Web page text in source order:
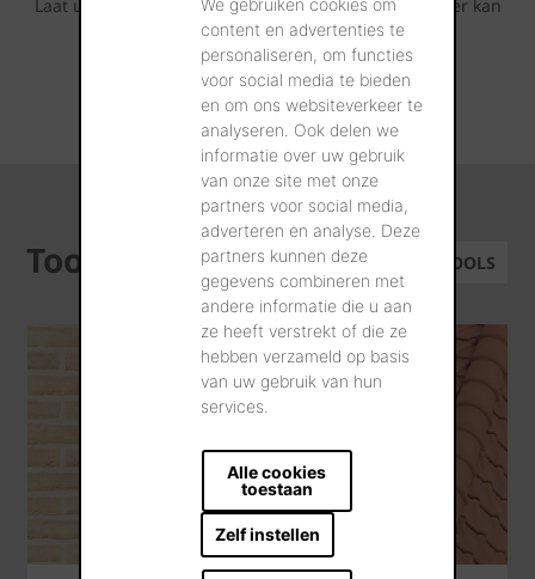
content en advertenties te
personaliseren, om functies
voor social media te bieden
en om ons websiteverkeer te
analyseren. Ook delen we
informatie over uw gebruik
van onze site met onze
partners voor social media,
adverteren en analyse. Deze
partners kunnen deze
gegevens combineren met
andere informatie die u aan
ze heeft verstrekt of die ze
hebben verzameld op basis
van uw gebruik van hun
services.
Alle cookies
toestaan
Zelf instellen
Laat u inspireren door de fotoreeksen die u hieronder kan
terugvinden.
ALLE REALISATIES
Tools ALLE TOOLS